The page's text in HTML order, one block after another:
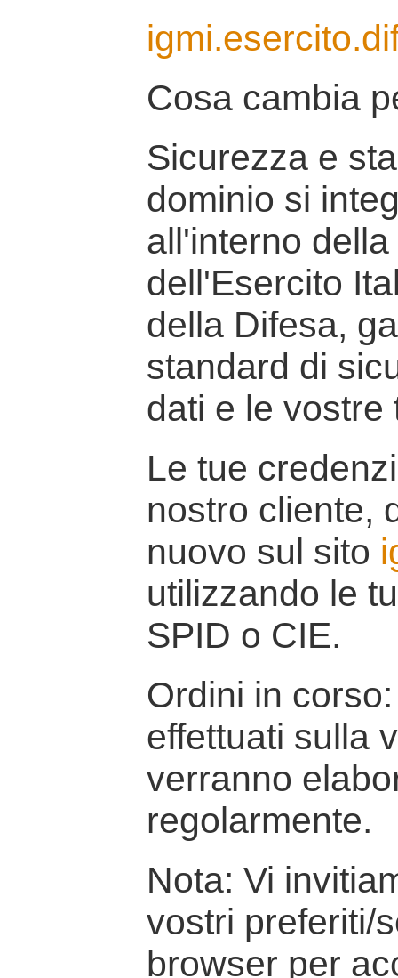
Cosa cambia
Sicurezza e
dominio si
all'interno
dell'Esercito
della Difesa,
standard di
dati e le vostre
Le tue
nostro cliente,
nuovo sul sito
utilizzando le
SPID o CIE.
Ordini in
effettuati sulla
verranno
regolarmente.
Nota: Vi
vostri preferiti/
browser per